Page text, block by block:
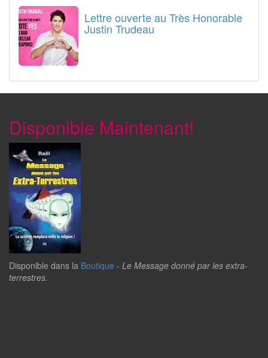
Lettre ouverte au Très Honorable
Justin Trudeau
Disponible Maintenant!
Disponible dans la Boutique - Le Message donné par les extra-
terrestres.